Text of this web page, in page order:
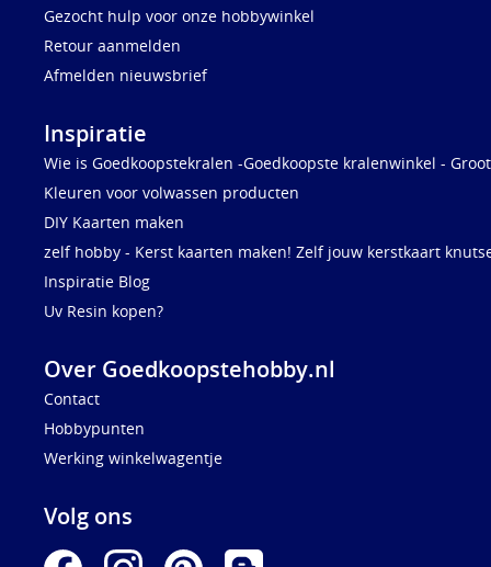
Gezocht hulp voor onze hobbywinkel
Retour aanmelden
Afmelden nieuwsbrief
Inspiratie
Wie is Goedkoopstekralen -Goedkoopste kralenwinkel -
Kleuren voor volwassen producten
DIY Kaarten maken
zelf hobby - Kerst kaarten maken! Zelf jouw kerstkaart
Inspiratie Blog
Uv Resin kopen?
Over Goedkoopstehobby.nl
Contact
Hobbypunten
Werking winkelwagentje
Volg ons